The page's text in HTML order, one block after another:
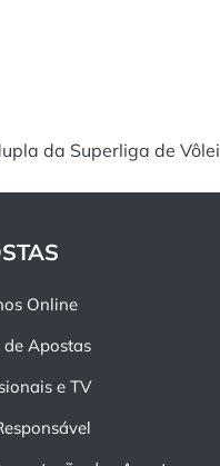
da Superliga de Vôlei
Online
de Apostas
e TV